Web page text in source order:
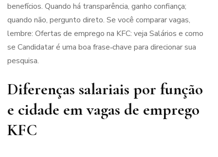
benefícios. Quando há transparência, ganho confiança;
quando não, pergunto direto. Se você comparar vagas,
lembre: Ofertas de emprego na KFC: veja Salários e como
se Candidatar é uma boa frase‑chave para direcionar sua
pesquisa.
Diferenças salariais por função
e cidade em vagas de emprego
KFC